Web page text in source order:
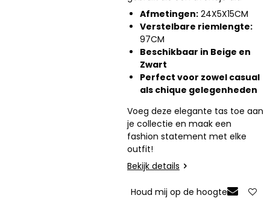
Afmetingen: 24X5X15CM
Verstelbare riemlengte:
97CM
Beschikbaar in Beige en
Zwart
Perfect voor zowel casual
als chique gelegenheden
Voeg deze elegante tas toe aan
je collectie en maak een
fashion statement met elke
outfit!
Bekijk details
Houd mij op de hoogte